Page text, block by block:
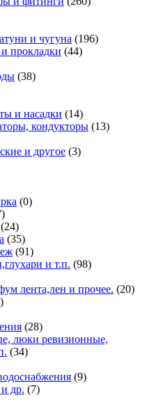
и чугуна (196)
прокладки (44)
(38)
и насадки (14)
кондукторы (13)
и другое (3)
(0)
(24)
(35)
(91)
и т.п. (98)
лента,лен и прочее. (20)
(28)
люки ревизионные,
(34)
(9)
др. (7)